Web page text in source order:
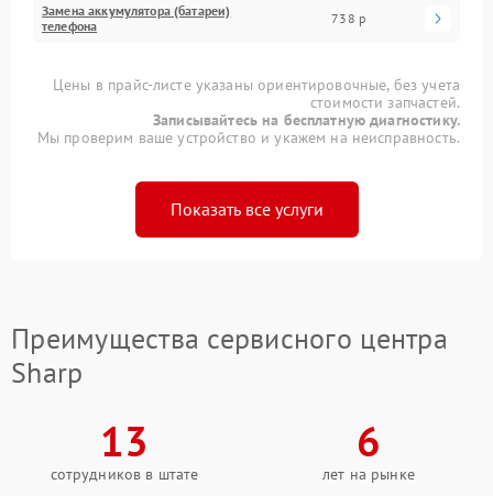
Замена аккумулятора (батареи)
телефона
738 р
Цены в прайс-листе указаны ориентировочные, без учета
стоимости запчастей.
Записывайтесь на бесплатную диагностику.
Мы проверим ваше устройство и укажем на неисправность.
Показать все услуги
Преимущества сервисного центра
Sharp
13
сотрудников в штате
6
лет на рынке